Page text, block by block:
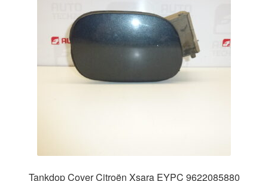
Tankdop Cover Citroën Xsara EYPC 9622085880